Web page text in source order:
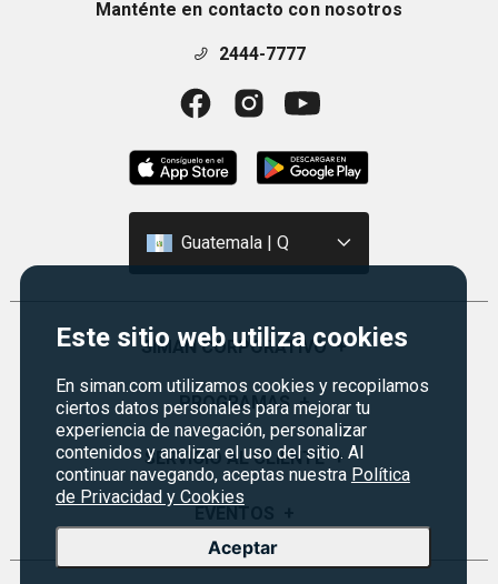
Este sitio web utiliza cookies
En siman.com utilizamos cookies y recopilamos
ciertos datos personales para mejorar tu
experiencia de navegación, personalizar
contenidos y analizar el uso del sitio. Al
continuar navegando, aceptas nuestra Política
de Privacidad y Cookies
Aceptar
Manténte en contacto con nosotros
2444-7777
Guatemala | Q
SIMAN CORPORATIVO +
Quiénes Somos
Visión y Misión
Historia
Sucursales
Servicios
PROGRAMAS +
Monedero
Certificados de Regalo
Siman PRO
Credisiman
SERVICIO AL CLIENTE +
Preguntas Frecuentes
Política de devoluciones y garantías
Rebajas